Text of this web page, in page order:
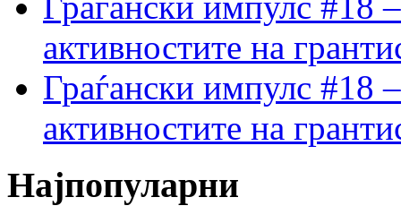
активностите на
Граѓански импулс #18
активностите на
Најпопуларни